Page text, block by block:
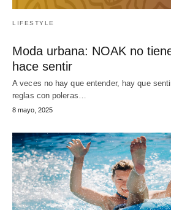
LIFESTYLE
Moda urbana: NOAK no
hace sentir
A veces no hay que entender, hay que
reglas con poleras…
8 mayo, 2025